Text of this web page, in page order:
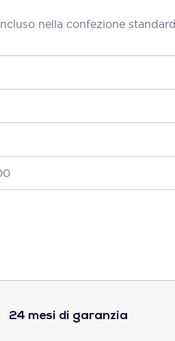
nella confezione standard
24 mesi di garanzia